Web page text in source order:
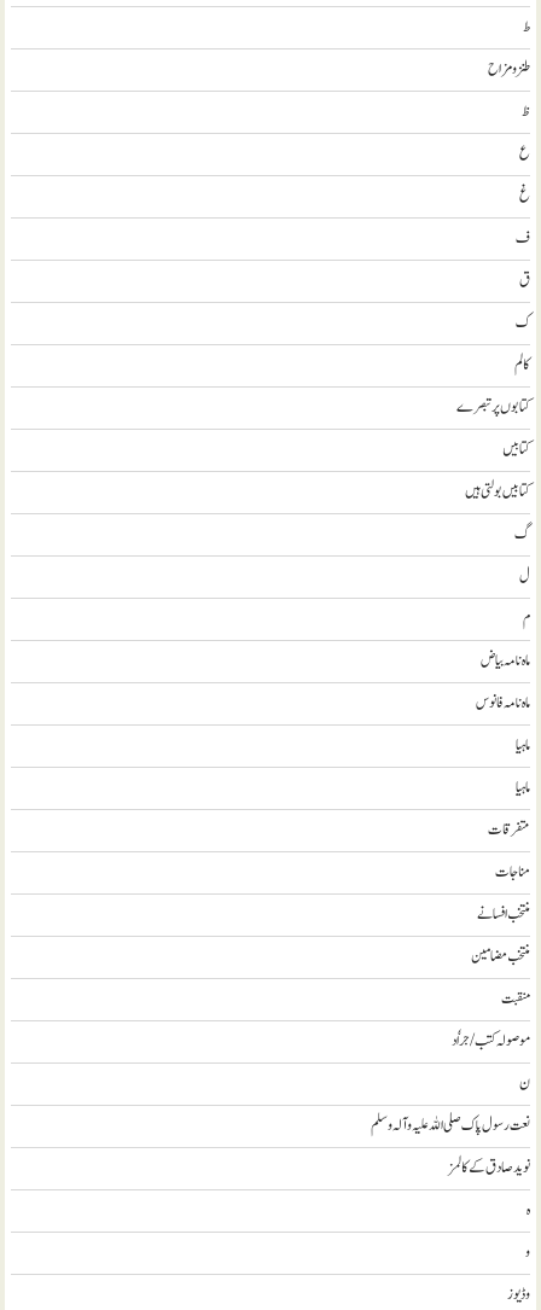
ط
طنز و مزاح
ظ
ع
غ
ف
ق
ک
کالم
کتابوں پر تبصرے
کتابيں
کتابیں بولتی ہیں
گ
ل
م
ماہ نامہ بیاض
ماہ نامہ فانوس
ماہیا
ماہیا
متفرقات
مناجات
منتخب افسانے
منتخب مضامين
منقبت
موصولہ کتب / جراٗد
ن
نعت رسول پاک صلی اللہ علیہ و آلہ وسلم
نويد صادق کے کالمز
ہ
و
وڈيوز